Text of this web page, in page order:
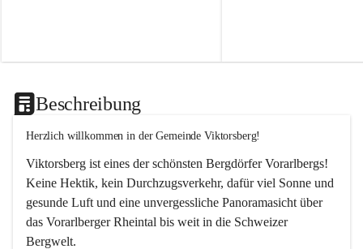
Beschreibung
Herzlich willkommen in der Gemeinde Viktorsberg!
Viktorsberg ist eines der schönsten Bergdörfer Vorarlbergs!
Keine Hektik, kein Durchzugsverkehr, dafür viel Sonne und
gesunde Luft und eine unvergessliche Panoramasicht über
das Vorarlberger Rheintal bis weit in die Schweizer
Bergwelt.